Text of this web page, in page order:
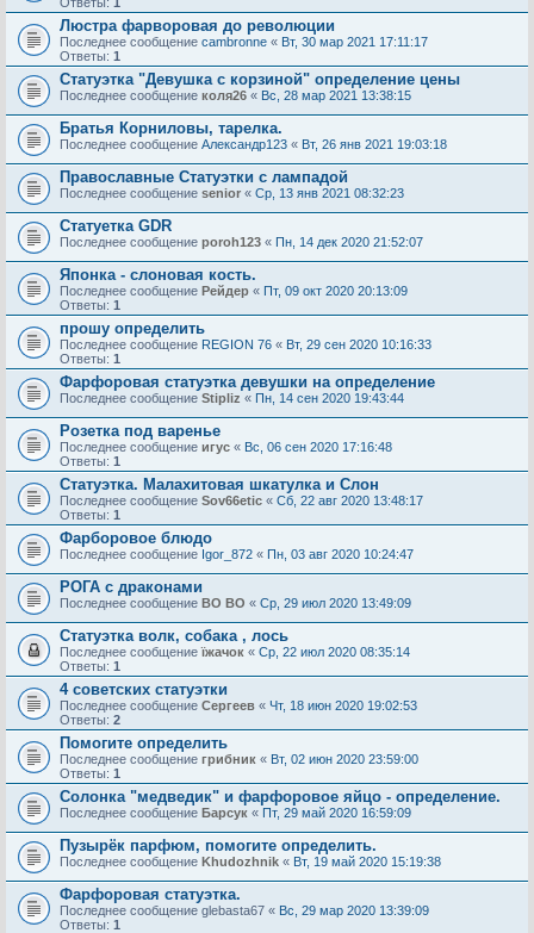
Люстра фарворовая до революции
Последнее сообщение cambronne « Вт, 30 мар 2021 17:11:17
Ответы: 1
Статуэтка "Девушка с корзиной" определение цены
Последнее сообщение коля26 « Вс, 28 мар 2021 13:38:15
Братья Корниловы, тарелка.
Последнее сообщение Александр123 « Вт, 26 янв 2021 19:03:18
Православные Статуэтки с лампадой
Последнее сообщение senior « Ср, 13 янв 2021 08:32:23
Статуетка GDR
Последнее сообщение poroh123 « Пн, 14 дек 2020 21:52:07
Японка - слоновая кость.
Последнее сообщение Рейдер « Пт, 09 окт 2020 20:13:09
Ответы: 1
прошу определить
Последнее сообщение REGION 76 « Вт, 29 сен 2020 10:16:33
Ответы: 1
Фарфоровая статуэтка девушки на определение
Последнее сообщение Stipliz « Пн, 14 сен 2020 19:43:44
Розетка под варенье
Последнее сообщение игус « Вс, 06 сен 2020 17:16:48
Ответы: 1
Статуэтка. Малахитовая шкатулка и Слон
Последнее сообщение Sov66etic « Сб, 22 авг 2020 13:48:17
Ответы: 1
Фарборовое блюдо
Последнее сообщение Igor_872 « Пн, 03 авг 2020 10:24:47
РОГА с драконами
Последнее сообщение ВО ВО « Ср, 29 июл 2020 13:49:09
Статуэтка волк, собака , лось
Последнее сообщениеїжачок « Ср, 22 июл 2020 08:35:14
Ответы: 1
4 советских статуэтки
Последнее сообщение Сергеев « Чт, 18 июн 2020 19:02:53
Ответы: 2
Помогите определить
Последнее сообщение грибник « Вт, 02 июн 2020 23:59:00
Ответы: 1
Солонка "медведик" и фарфоровое яйцо - определение.
Последнее сообщение Барсук « Пт, 29 май 2020 16:59:09
Пузырёк парфюм, помогите определить.
Последнее сообщение Khudozhnik « Вт, 19 май 2020 15:19:38
Фарфоровая статуэтка.
Последнее сообщение glebasta67 « Вс, 29 мар 2020 13:39:09
Ответы: 1